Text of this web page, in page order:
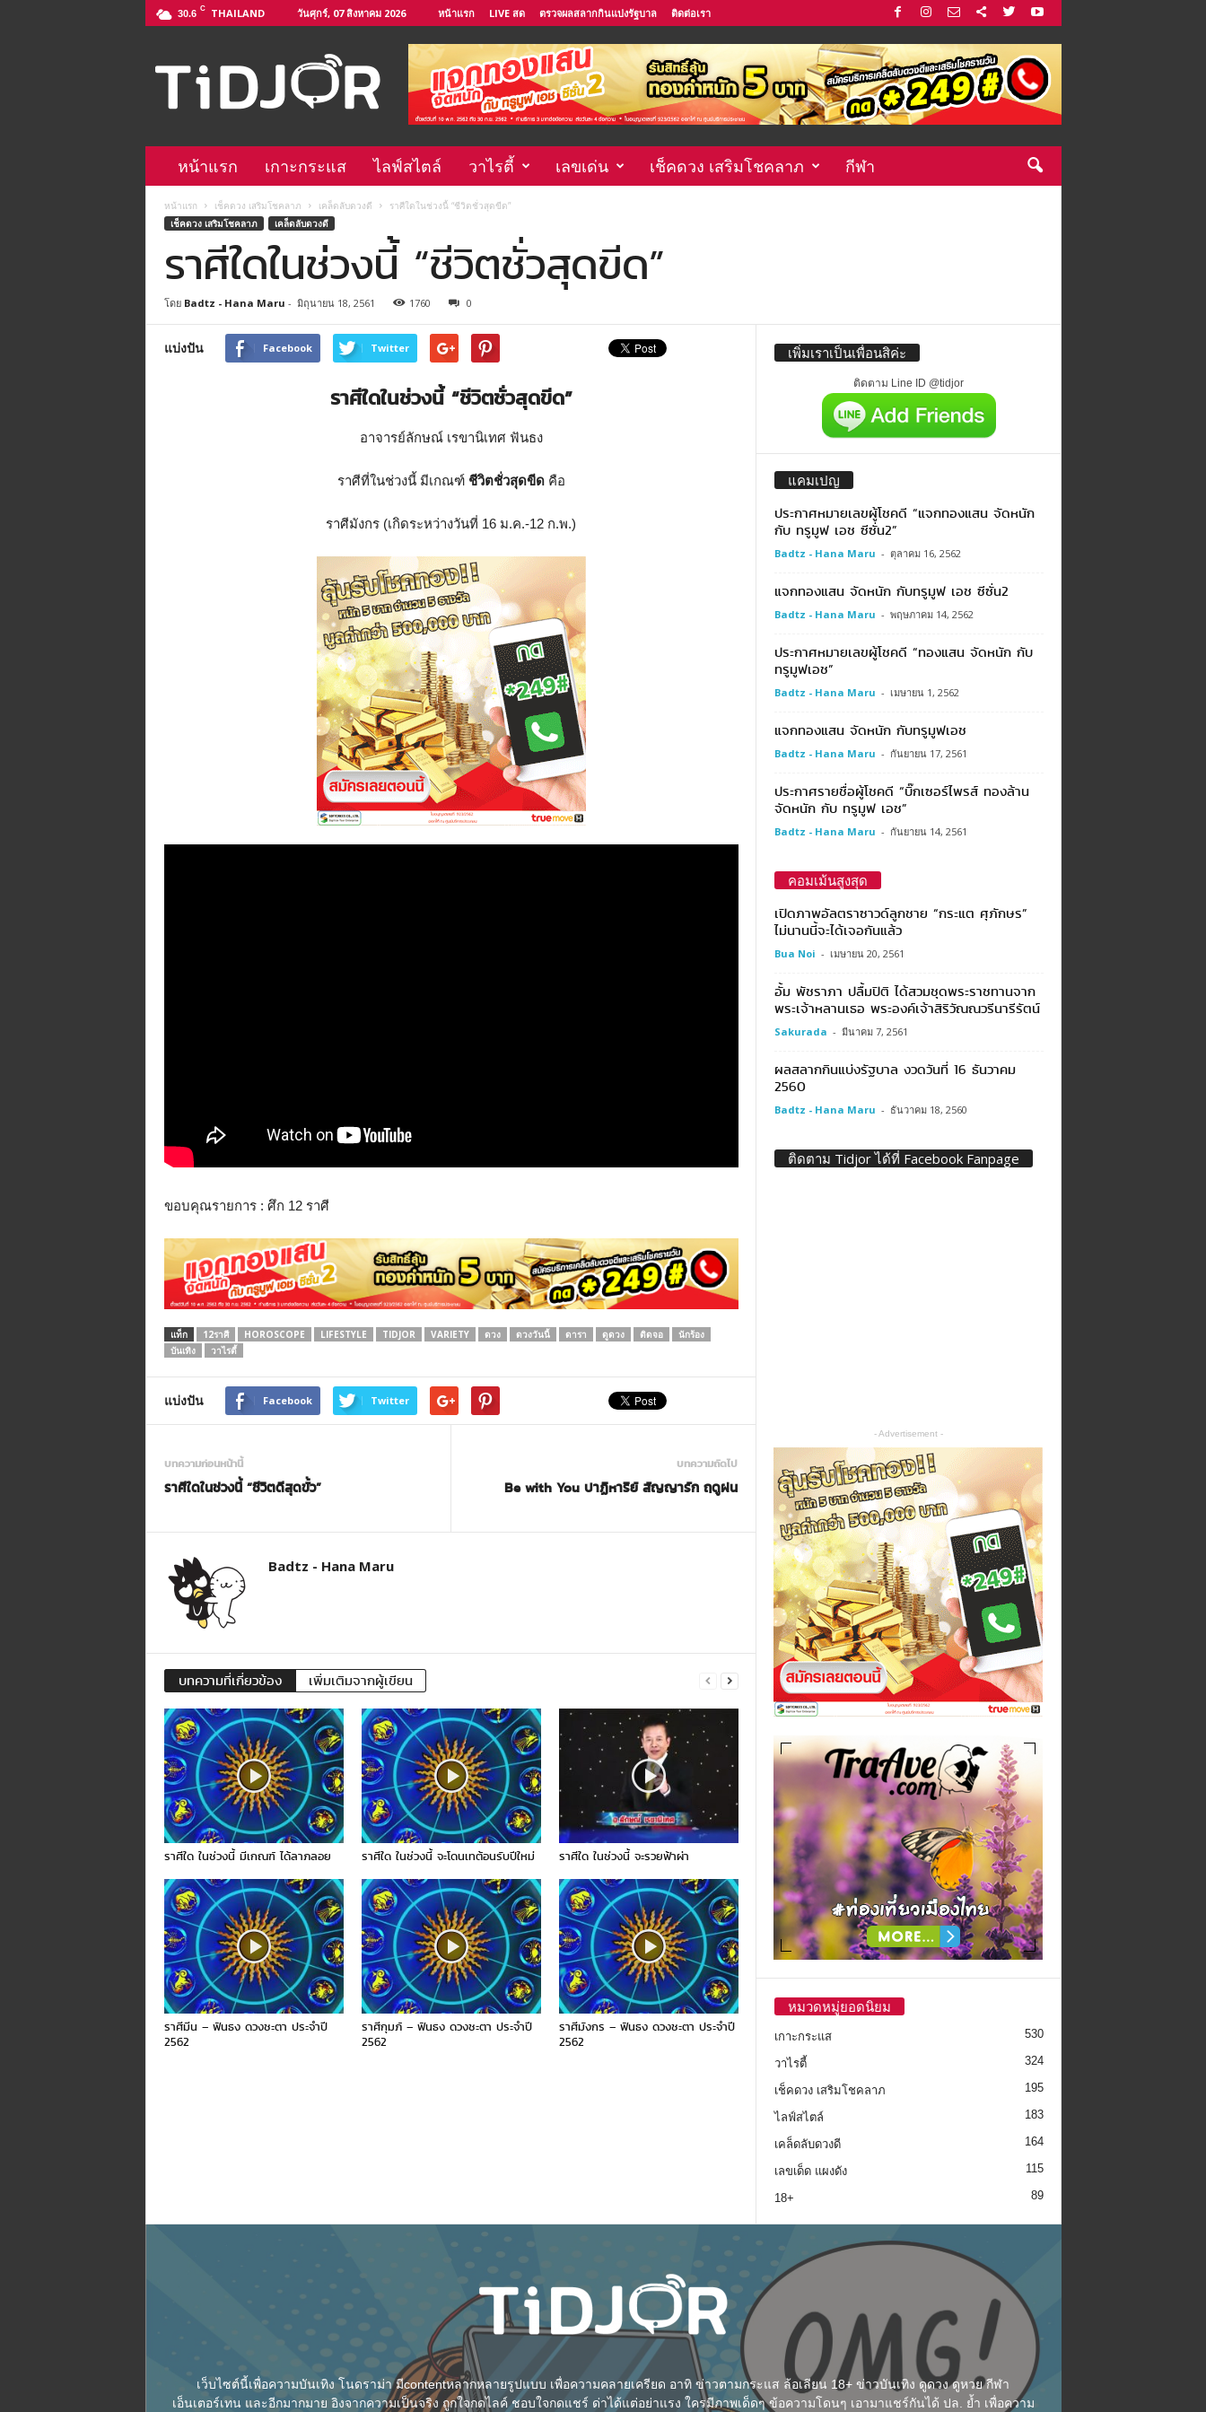
30.6 C THAILAND วันศุกร์, 07 สิงหาคม 2026 หน้าแรก LIVE สด ตรวจผลสลากกินแบ่งรัฐบาล ติดต่อเรา
:
หน้าแรก เกาะกระแส ไลฟ์สไตล์ วาไรตี้ เลขเด่น เช็คดวง เสริมโชคลาภ กีฬา
หน้าแรก เช็คดวง เสริมโชคลาภ เคล็ดลับดวงดี
ราศีใดในช่วงนี้ “ชีวิตชั่วสุดขีด”
เช็คดวง เสริมโชคลาภ
เคล็ดลับดวงดี
ราศีใดในช่วงนี้ “ชีวิตชั่วสุดขีด”
โดย Badtz - Hana Maru - มิถุนายน 18, 2561 1760 0
แบ่งปัน Facebook Twitter
ราศีใดในช่วงนี้ “ชีวิตชั่วสุดขีด”
อาจารย์ลักษณ์ เรขานิเทศ ฟันธง
ราศีที่ในช่วงนี้ มีเกณฑ์ ชีวิตชั่วสุดขีด คือ
ราศีมังกร (เกิดระหว่างวันที่ 16 ม.ค.-12 ก.พ.)
ขอบคุณรายการ : ศึก 12 ราศี
แท็ก 12ราศี HOROSCOPE LIFESTYLE TIDJOR VARIETY ดวง ดวงวันนี้ ดารา ดูดวง ติดจอ
นักร้อง
บันเทิง
วาไรตี้
แบ่งปัน Facebook Twitter
บทความก่อนหน้านี้
ราศีใดในช่วงนี้ “ชีวิตดีสุดขั้ว”
บทความถัดไป
Be with You ปาฏิหาริย์ สัญญารัก ฤดูฝน
Badtz - Hana Maru
บทความที่เกี่ยวข้อง เพิ่มเติมจากผู้เขียน
ราศีใด ในช่วงนี้ มีเกณฑ์ ได้ลาภลอย ราศีใด ในช่วงนี้ จะโดนเทต้อนรับปีใหม่ ราศีใด ในช่วงนี้ จะรวยฟ้าผ่า
ราศีมีน – ฟันธง ดวงชะตา ประจำปี
2562
ราศีกุมภ์ – ฟันธง ดวงชะตา ประจำปี
2562
ราศีมังกร – ฟันธง ดวงชะตา ประจำปี
2562
เพิ่มเราเป็นเพื่อนสิค่ะ
ติดตาม Line ID @tidjor
แคมเปญ
ประกาศหมายเลขผู้โชคดี “แจกทองแสน จัดหนัก
กับ ทรูมูฟ เอช ซีซั่น2”
Badtz - Hana Maru - ตุลาคม 16, 2562
แจกทองแสน จัดหนัก กับทรูมูฟ เอช ซีซั่น2
Badtz - Hana Maru - พฤษภาคม 14, 2562
ประกาศหมายเลขผู้โชคดี “ทองแสน จัดหนัก กับ
ทรูมูฟเอช”
Badtz - Hana Maru - เมษายน 1, 2562
แจกทองแสน จัดหนัก กับทรูมูฟเอช
Badtz - Hana Maru - กันยายน 17, 2561
ประกาศรายชื่อผู้โชคดี “บิ๊กเซอร์ไพรส์ ทองล้าน
จัดหนัก กับ ทรูมูฟ เอช”
Badtz - Hana Maru - กันยายน 14, 2561
คอมเม้นสูงสุด
เปิดภาพอัลตราซาวด์ลูกชาย “กระแต ศุภักษร”
ไม่นานนี้จะได้เจอกันแล้ว
Bua Noi - เมษายน 20, 2561
อั้ม พัชราภา ปลื้มปิติ ได้สวมชุดพระราชทานจาก
พระเจ้าหลานเธอ พระองค์เจ้าสิริวัณณวรีนารีรัตน์
Sakurada - มีนาคม 7, 2561
ผลสลากกินแบ่งรัฐบาล งวดวันที่ 16 ธันวาคม
2560
Badtz - Hana Maru - ธันวาคม 18, 2560
ติดตาม Tidjor ได้ที่ Facebook Fanpage
- Advertisement -
หมวดหมู่ยอดนิยม
เกาะกระแส 530
วาไรตี้ 324
เช็คดวง เสริมโชคลาภ 195
ไลฟ์สไตล์ 183
เคล็ดลับดวงดี 164
เลขเด็ด แผงดัง 115
18+ 89
เว็บไซต์นี้เพื่อความบันเทิง โนดราม่า มีcontentหลากหลายรูปแบบ เพื่อความคลายเครียด อาทิ ข่าวตามกระแส ล้อเลียน 18+ ข่าวบันเทิง ดูดวง ดูหวย กีฬา
เอ็นเตอร์เทน และอีกมากมาย อิงจากความเป็นจริง ถูกใจกดไลค์ ชอบใจกดแชร์ ด่าได้แต่อย่าแรง ใครมีภาพเด็ดๆ ข้อความโดนๆ เอามาแชร์กันได้ ปล. ย้ำ เพื่อความ